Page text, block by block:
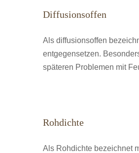
Diffusionsoffen
Als diffusionsoffen
entgegensetzen.
späteren Problemen mit
Rohdichte
Als Rohdichte bezeichnet